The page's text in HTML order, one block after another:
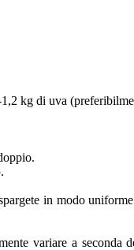
kg di uva
in modo
variare a seconda